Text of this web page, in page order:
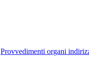
Provvedimenti organi